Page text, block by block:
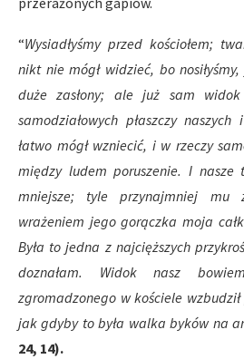
“Wysiadłyśmy przed kościołem;
nikt nie mógł widzieć, bo
duże zasłony; ale już sam
samodziałowych płaszczy
łatwo mógł wzniecić, i w rzeczy
między ludem poruszenie. I nasze
mniejsze; tyle przynajmniej mu
wrażeniem jego gorączka moja
Była to jedna z najcięższych
doznałam. Widok nasz
zgromadzonego w kościele
jak gdyby to była walka byków na
24, 14).